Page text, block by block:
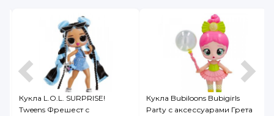
Кукла L.O.L. SURPRISE!
Tweens Фрешест с
Кукла Bubiloons Bubigirls
Party с аксессуарами Грета